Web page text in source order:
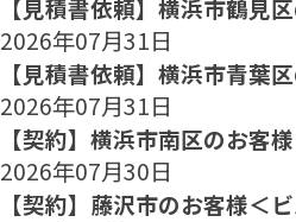
【見積書依頼】横浜市鶴見
2026年07月31日
【見積書依頼】横浜市青葉
2026年07月31日
【契約】横浜市南区のお客
2026年07月30日
【契約】藤沢市のお客様＜